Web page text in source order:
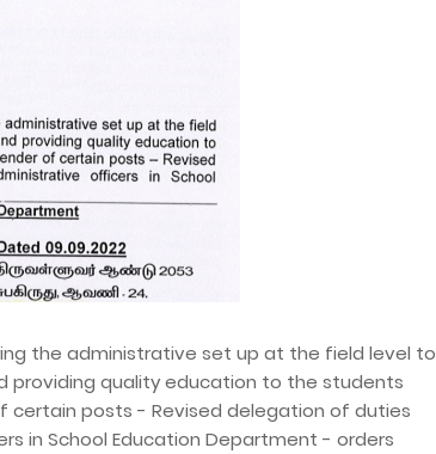
the administrative set up at the field level to
providing quality education to the students
certain posts - Revised delegation of duties
in School Education Department - orders